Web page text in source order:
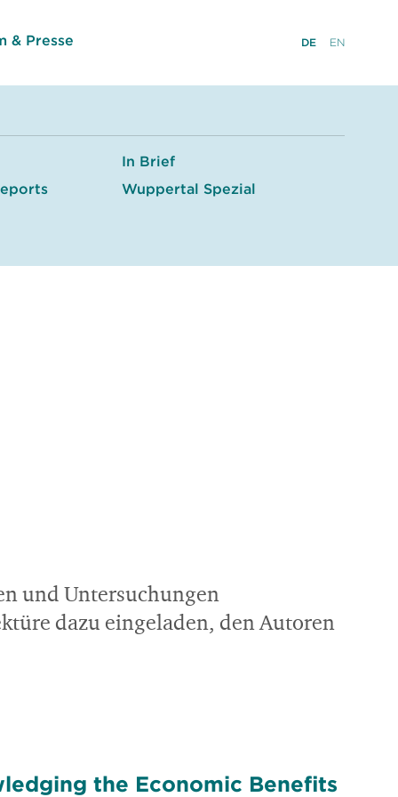
& Presse DE EN
In Brief
Wuppertal Spezial
und Untersuchungen
dazu eingeladen, den Autoren
the Economic Benefits